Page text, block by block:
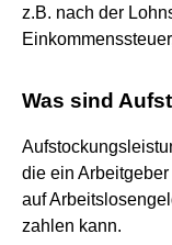
z.B. nach der
Was sind
die ein
auf
zahlen kann.